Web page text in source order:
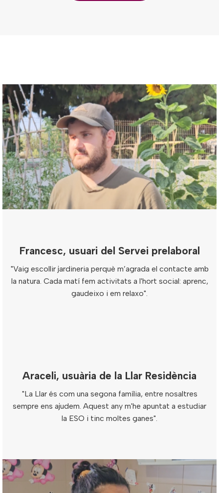
Francesc, usuari del Servei prelaboral
"Vaig escollir jardineria perquè m’agrada el contacte amb
la natura. Cada matí fem activitats a l'hort social: aprenc,
gaudeixo i em relaxo".
Araceli, usuària de la Llar Residència
"La Llar és com una segona família, entre nosaltres
sempre ens ajudem. Aquest any m'he apuntat a estudiar
la ESO i tinc moltes ganes".